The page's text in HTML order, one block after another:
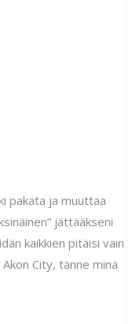
pakata ja muuttaa
jättääkseni
kaikkien pitäisi vain
City, tänne minä